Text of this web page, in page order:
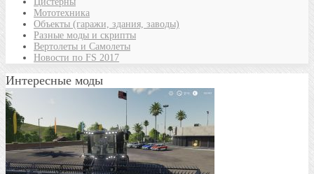
Мототехника
Объекты (гаражи, здания, заводы)
Разные моды и скрипты
Вертолеты и Самолеты
Новости по FS 2017
Интересные моды